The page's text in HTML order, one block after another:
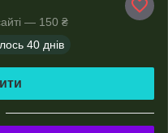
— 150 ₴
40 днів